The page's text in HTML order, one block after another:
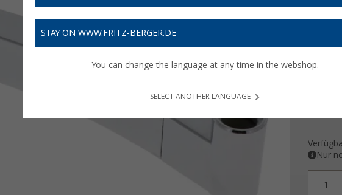
Preise inkl.
Nur
1
STAY ON WWW.FRITZ-BERGER.DE
You can change the language at any time in the webshop.
SELECT ANOTHER LANGUAGE